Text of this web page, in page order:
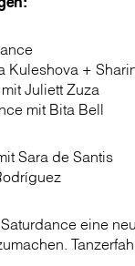
Kuleshova +
Juliett Zuza
mit Bita Bell
Sara de Santis
eine